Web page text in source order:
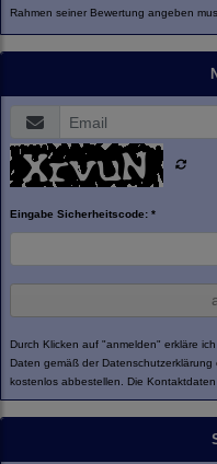
Rahmen seiner Bewertung angeben
Eingabe Sicherheitscode: *
Durch Klicken auf "anmelden" erkläre
Daten gemäß der Datenschutzerklärung
kostenlos abbestellen. Die